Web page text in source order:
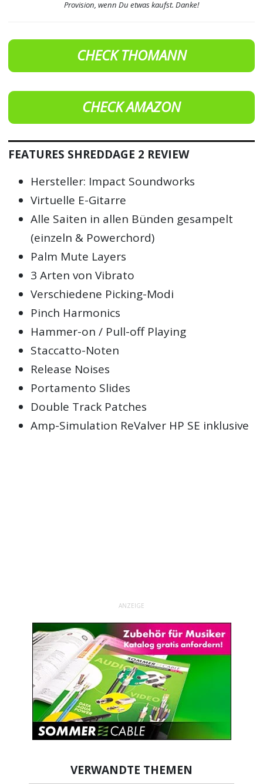
Provision, wenn Du etwas kaufst. Danke!
CHECK THOMANN
CHECK AMAZON
FEATURES SHREDDAGE 2 REVIEW
Hersteller: Impact Soundworks
Virtuelle E-Gitarre
Alle Saiten in allen Bünden gesampelt
(einzeln & Powerchord)
Palm Mute Layers
3 Arten von Vibrato
Verschiedene Picking-Modi
Pinch Harmonics
Hammer-on / Pull-off Playing
Staccatto-Noten
Release Noises
Portamento Slides
Double Track Patches
Amp-Simulation ReValver HP SE inklusive
ANZEIGE
VERWANDTE THEMEN